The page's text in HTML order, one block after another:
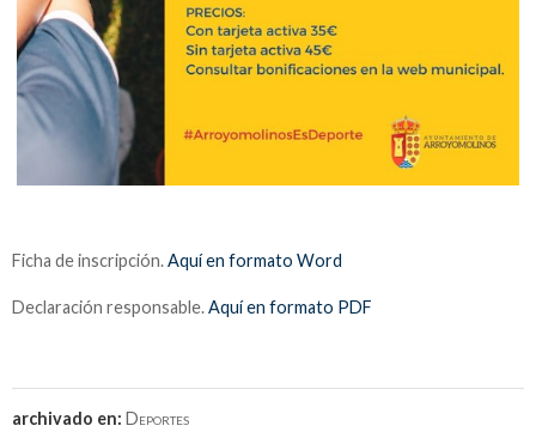
Ficha de inscripción.Aquí en formato Word
Declaración responsable.Aquí en formato PDF
archivado en: Deportes